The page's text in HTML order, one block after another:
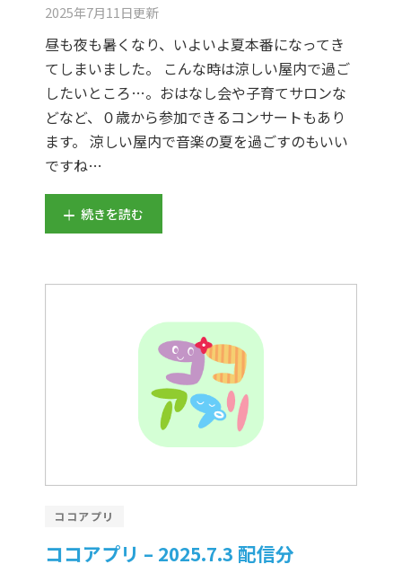
2025年7月11日更新
昼も夜も暑くなり、いよいよ夏本番になってき
てしまいました。 こんな時は涼しい屋内で過ご
したいところ…。おはなし会や子育てサロンな
どなど、０歳から参加できるコンサートもあり
ます。 涼しい屋内で音楽の夏を過ごすのもいい
ですね…
続きを読む
ココアプリ
ココアプリ – 2025.7.3 配信分